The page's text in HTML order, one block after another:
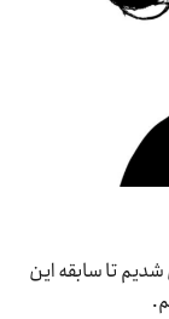
تا سابقه این